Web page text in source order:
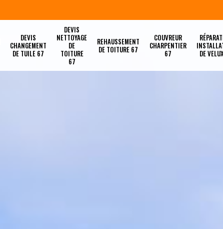
DEVIS
CHANGEMENT
DE TUILE 67
DEVIS
NETTOYAGE
DE
TOITURE
67
REHAUSSEMENT
DE TOITURE 67
COUVREUR
CHARPENTIER
67
DE